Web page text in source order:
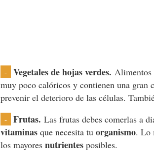
- Vegetales de hojas verdes.Alimentos
muy poco calóricos y contienen una gran
prevenir el deterioro de las células.
- Frutas. Las frutas debes comerlas a
vitaminas que necesita tu organismo. Lo
los mayoresnutrientes posibles.